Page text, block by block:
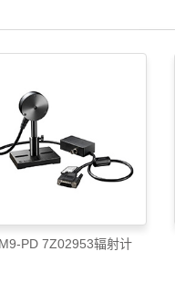
PD 7Z02953辐射计